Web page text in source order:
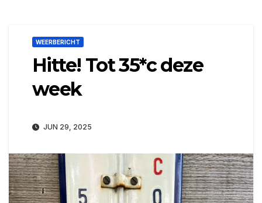
WEERBERICHT
Hitte! Tot 35*c deze
week
JUN 29, 2025